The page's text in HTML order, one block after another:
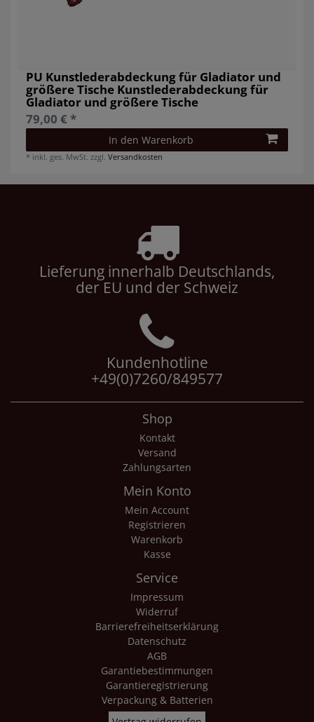
PU Kunstlederabdeckung für Gladiator und
größere Tische Kunstlederabdeckung für
Gladiator und größere Tische
79,00 € *
In den Warenkorb
* inkl. ges. MwSt. zzgl.Versandkosten
Lieferung innerhalb Deutschlands,
der EU und der Schweiz
Kundenhotline
+49(0)7260/849577
Shop
Kontakt
Versand
Zahlungsarten
Mein Konto
Mein Account
Registrieren
Warenkorb
Kasse
Service
Impressum
Widerruf
Barrierefreiheitserklärung
Datenschutz
AGB
Garantiebestimmungen
Garantieregistrierung
Verpackung & Batterien